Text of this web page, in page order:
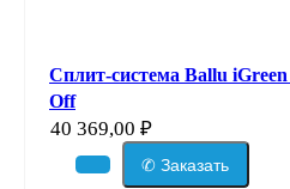
Сплит-система Ballu
Off
40 369,00 ₽
✆ Заказать